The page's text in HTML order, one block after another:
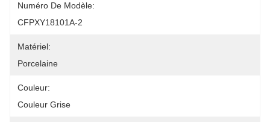
Numéro De Modèle:
CFPXY18101A-2
Matériel:
Porcelaine
Couleur:
Couleur Grise